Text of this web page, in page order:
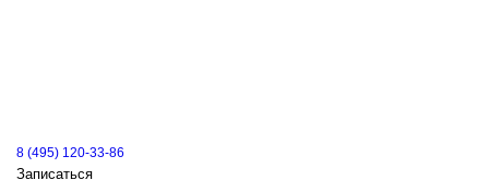
8 (495) 120-33-86
Записаться